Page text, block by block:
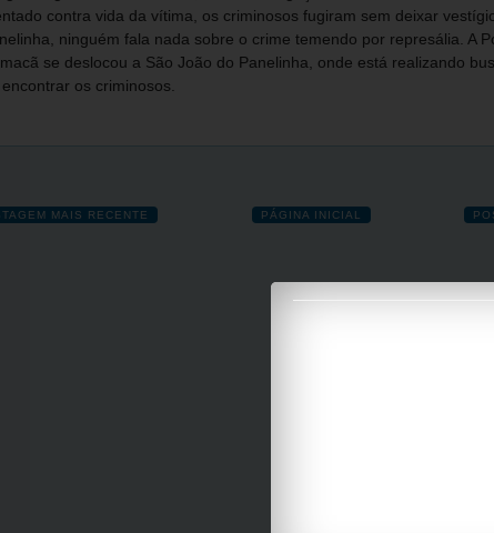
contra vida da vítima, os criminosos fugiram sem deixar
ninguém fala nada sobre o crime temendo por represália. A
se deslocou a São João do Panelinha, onde está realizando
encontrar os criminosos.
MAIS RECENTE PÁGINA INICIAL